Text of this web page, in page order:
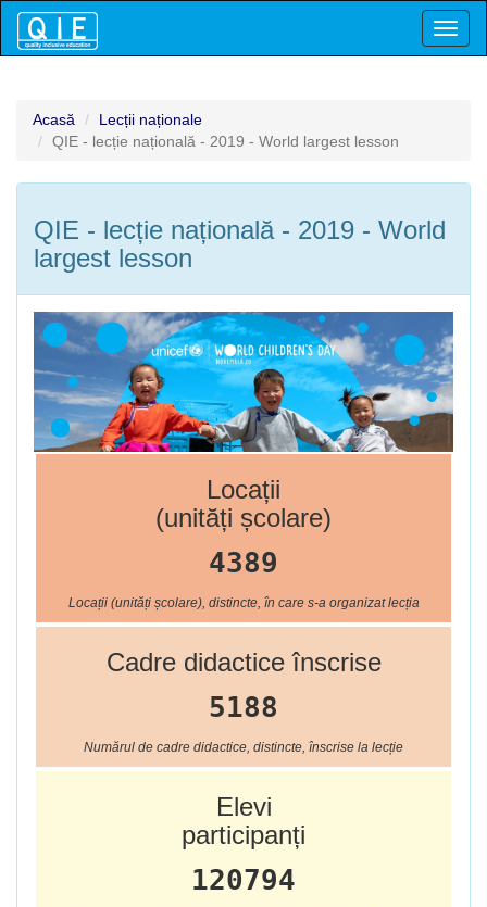
Acasă
Lecții naționale
QIE - lecție națională - 2019 - World largest lesson
QIE - lecție națională - 2019 - World
largest lesson
Locații
(unități școlare)
4389
Locații (unități școlare), distincte, în care s-a organizat lecția
Cadre didactice înscrise
5188
Numărul de cadre didactice, distincte, înscrise la lecție
Elevi
participanți
120794